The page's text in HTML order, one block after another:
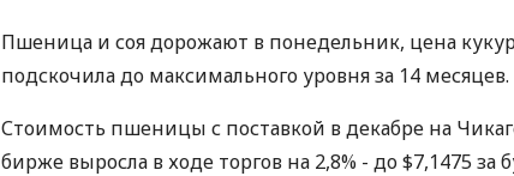
Пшеница и соя дорожают в понедельник, цена
подскочила до максимального уровня за 14 месяцев.
Стоимость пшеницы с поставкой в декабре на
бирже выросла в ходе торгов на 2,8% - до $7,1475 за